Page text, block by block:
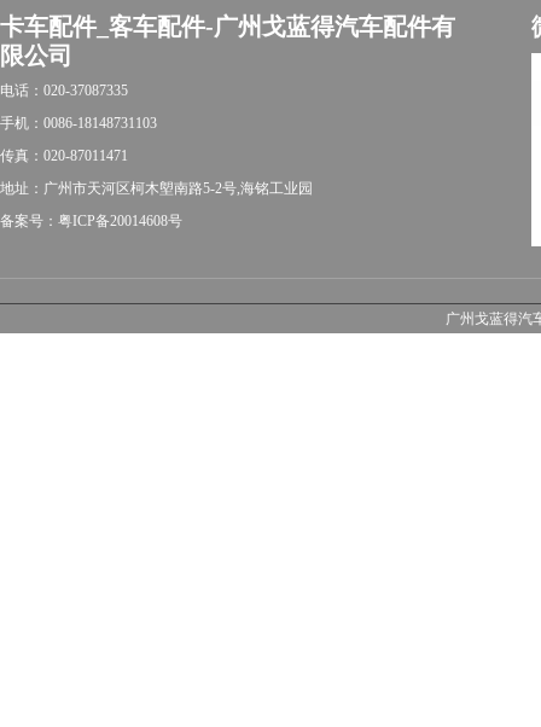
卡车配件_客车配件-广州戈蓝得汽车配件有
限公司
电话：020-37087335
手机：0086-18148731103
传真：020-87011471
地址：广州市天河区柯木塱南路5-2号,海铭工业园
备案号：粤ICP备20014608号
广州戈蓝得汽